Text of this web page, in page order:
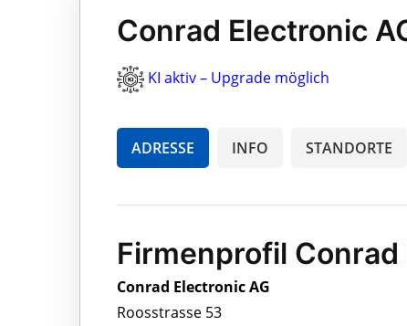
Conrad Electronic
KI aktiv – Upgrade möglich
ADRESSE INFO STANDORTE
Firmenprofil Conrad
Conrad Electronic AG
Roosstrasse 53